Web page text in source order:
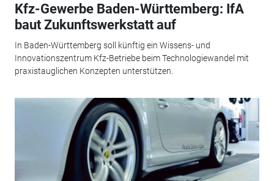
Kfz-Gewerbe Baden-Württemberg: IfA
baut Zukunftswerkstatt auf
In Baden-Württemberg soll künftig ein Wissens- und
Innovationszentrum Kfz-Betriebe beim Technologiewandel mit
praxistauglichen Konzepten unterstützen.